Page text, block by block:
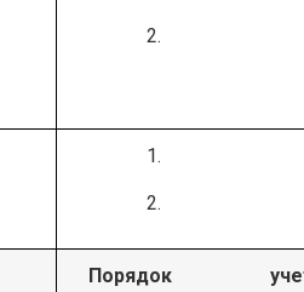
Порядок